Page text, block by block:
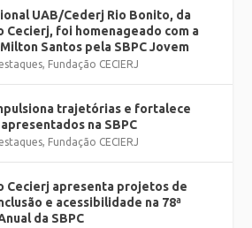
UAB/Cederj Rio Bonito, da
Cecierj, foi homenageado com a
Santos pela SBPC Jovem
, Fundação CECIERJ
trajetórias e fortalece
na SBPC
, Fundação CECIERJ
Cecierj apresenta projetos de
e acessibilidade na 78ª
da SBPC